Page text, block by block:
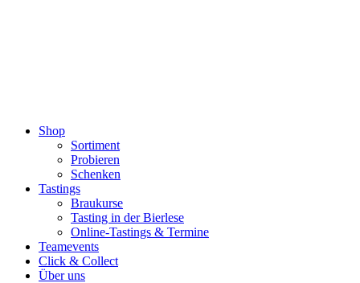
Shop
Sortiment
Probieren
Schenken
Tastings
Braukurse
Tasting in der Bierlese
Online-Tastings & Termine
Teamevents
Click & Collect
Über uns